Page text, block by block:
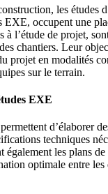
les études
EXE, occupent une
à l’étude de projet,
chantiers. Leur
projet en modalités
sur le terrain.
EXE
d’élaborer
techniques
également les plans de
optimale entre